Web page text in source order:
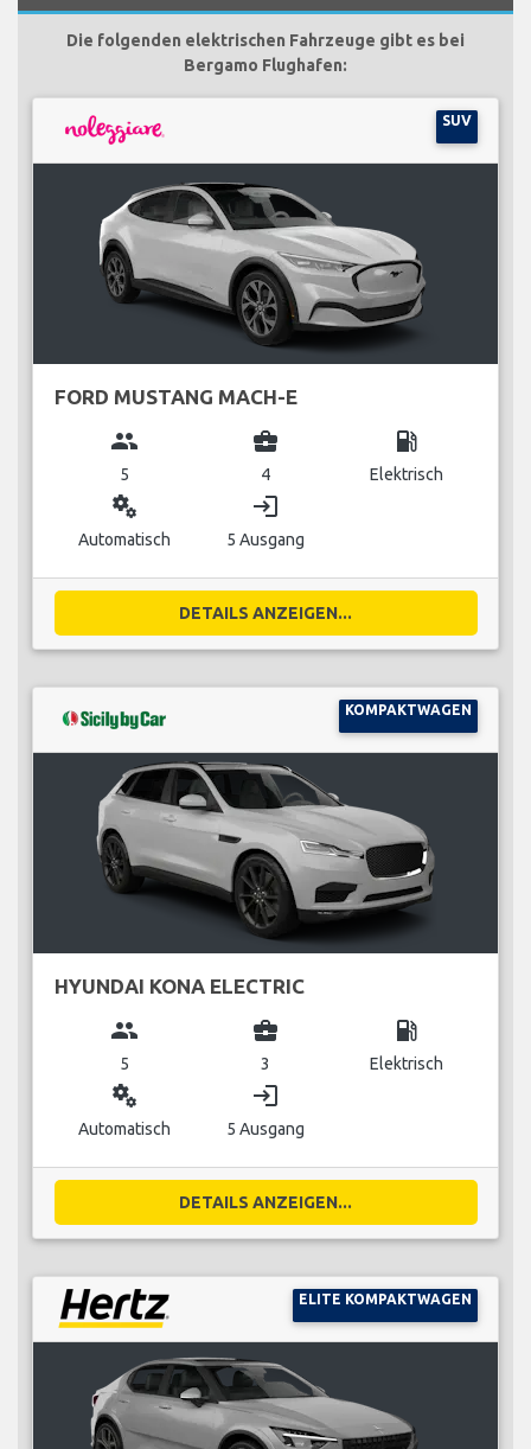
Die folgenden elektrischen Fahrzeuge gibt es bei
Bergamo Flughafen:
SUV
FORD MUSTANG MACH-E
group
5
business_center
4
local_gas_station
Elektrisch
miscellaneous_services
Automatisch
login
5 Ausgang
DETAILS ANZEIGEN...
KOMPAKTWAGEN
HYUNDAI KONA ELECTRIC
group
5
business_center
3
local_gas_station
Elektrisch
miscellaneous_services
Automatisch
login
5 Ausgang
DETAILS ANZEIGEN...
ELITE KOMPAKTWAGEN